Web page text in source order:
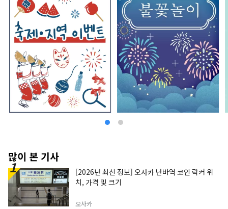
많이 본 기사
[2026년 최신 정보] 오사카 난바역 코인 락커 위
치, 가격 및 크기
오사카